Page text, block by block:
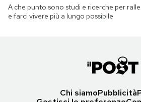
A che punto sono studi e ricerche per
e farci vivere più a lungo possibile
Chi siamoPubblicità